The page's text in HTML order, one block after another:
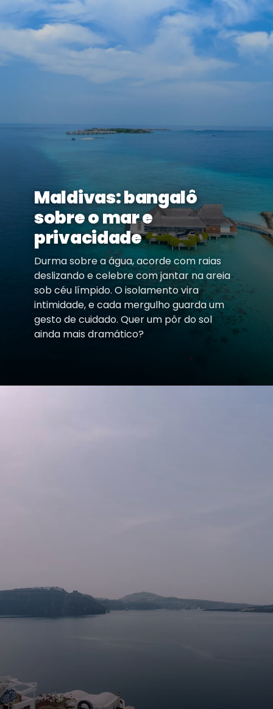
Maldivas: bangalô
sobre o mar e
privacidade
Durma sobre a água, acorde com raias
deslizando e celebre com jantar na areia
sob céu límpido. O isolamento vira
intimidade, e cada mergulho guarda um
gesto de cuidado. Quer um pôr do sol
ainda mais dramático?